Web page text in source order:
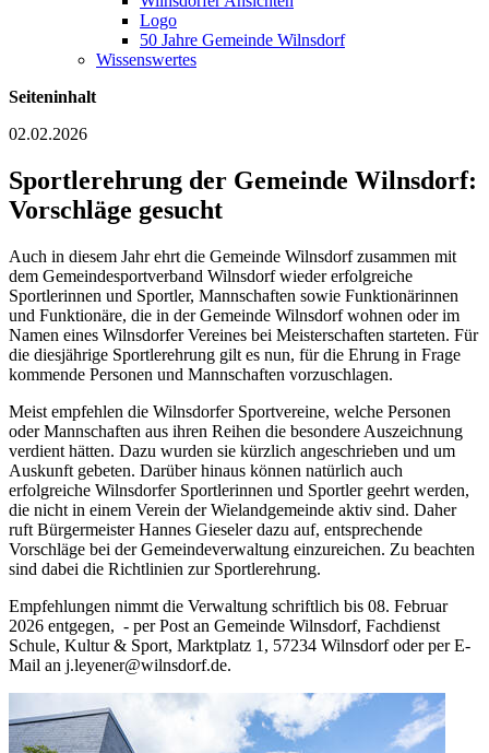
Logo
50 Jahre Gemeinde Wilnsdorf
Wissenswertes
Seiteninhalt
02.02.2026
Sportlerehrung der Gemeinde Wilnsdorf:
Vorschläge gesucht
Auch in diesem Jahr ehrt die Gemeinde Wilnsdorf zusammen mit
dem Gemeindesportverband Wilnsdorf wieder erfolgreiche
Sportlerinnen und Sportler, Mannschaften sowie Funktionärinnen
und Funktionäre, die in der Gemeinde Wilnsdorf wohnen oder im
Namen eines Wilnsdorfer Vereines bei Meisterschaften starteten. Für
die diesjährige Sportlerehrung gilt es nun, für die Ehrung in Frage
kommende Personen und Mannschaften vorzuschlagen.
Meist empfehlen die Wilnsdorfer Sportvereine, welche Personen
oder Mannschaften aus ihren Reihen die besondere Auszeichnung
verdient hätten. Dazu wurden sie kürzlich angeschrieben und um
Auskunft gebeten. Darüber hinaus können natürlich auch
erfolgreiche Wilnsdorfer Sportlerinnen und Sportler geehrt werden,
die nicht in einem Verein der Wielandgemeinde aktiv sind. Daher
ruft Bürgermeister Hannes Gieseler dazu auf, entsprechende
Vorschläge bei der Gemeindeverwaltung einzureichen. Zu beachten
sind dabei die Richtlinien zur Sportlerehrung.
Empfehlungen nimmt die Verwaltung schriftlich bis 08. Februar
2026 entgegen, - per Post an Gemeinde Wilnsdorf, Fachdienst
Schule, Kultur & Sport, Marktplatz 1, 57234 Wilnsdorf oder per E-
Mail an j.leyener@wilnsdorf.de.